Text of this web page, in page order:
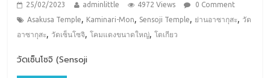
25/02/2023 adminlittle 4972 Views
0 Comment
Asakusa Temple, Kaminari-Mon, Sensoji Temple, ย่านอาซากุสะ, วัด
อาซากุสะ, วัดเซ็นโซจิ,โคมแดงขนาดใหญ่,โตเกียว
วัดเซ็นโซจิ (Sensoji